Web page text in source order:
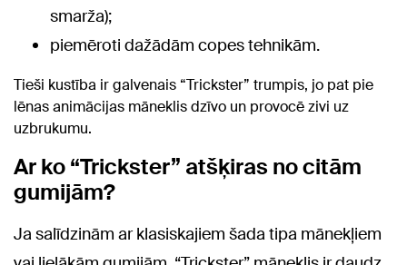
smarža);
piemēroti dažādām copes tehnikām.
Tieši kustība ir galvenais “Trickster” trumpis, jo pat pie
lēnas animācijas māneklis dzīvo un provocē zivi uz
uzbrukumu.
Ar ko “Trickster” atšķiras no citām
gumijām?
Ja salīdzinām ar klasiskajiem šada tipa mānekļiem